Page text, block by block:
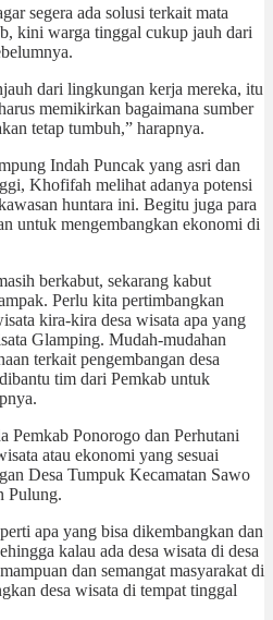
segera ada solusi terkait mata
kini warga tinggal cukup jauh dari
dari lingkungan kerja mereka, itu
memikirkan bagaimana sumber
tetap tumbuh,” harapnya.
Indah Puncak yang asri dan
Khofifah melihat adanya potensi
huntara ini. Begitu juga para
untuk mengembangkan ekonomi di
berkabut, sekarang kabut
Perlu kita pertimbangkan
kira-kira desa wisata apa yang
Glamping. Mudah-mudahan
terkait pengembangan desa
tim dari Pemkab untuk
Pemkab Ponorogo dan Perhutani
atau ekonomi yang sesuai
Desa Tumpuk Kecamatan Sawo
Pulung.
apa yang bisa dikembangkan dan
kalau ada desa wisata di desa
dan semangat masyarakat di
desa wisata di tempat tinggal